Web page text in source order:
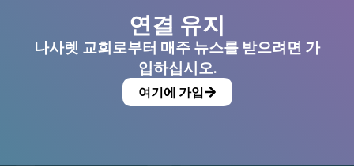
연결 유지
나사렛 교회로부터 매주 뉴스를 받으려면 가
입하십시오.
여기에 가입